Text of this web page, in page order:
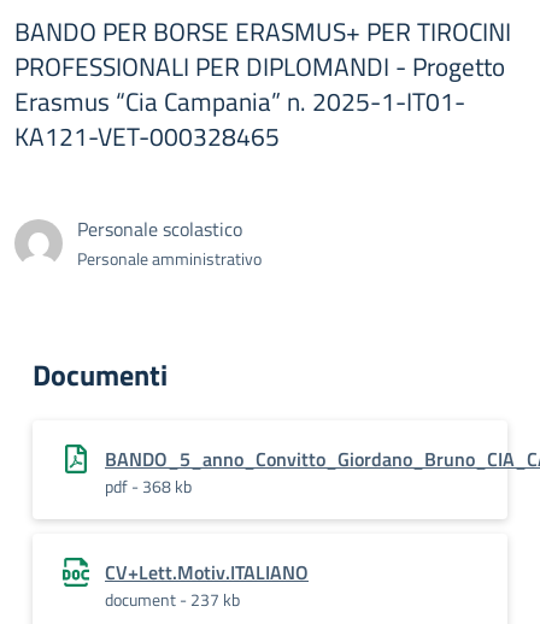
BANDO PER BORSE ERASMUS+ PER TIROCINI
PROFESSIONALI PER DIPLOMANDI - Progetto
Erasmus “Cia Campania” n. 2025-1-IT01-
KA121-VET-000328465
Personale scolastico
Personale amministrativo
Documenti
pdf - 368 kb
CV+Lett.Motiv.ITALIANO
document - 237 kb